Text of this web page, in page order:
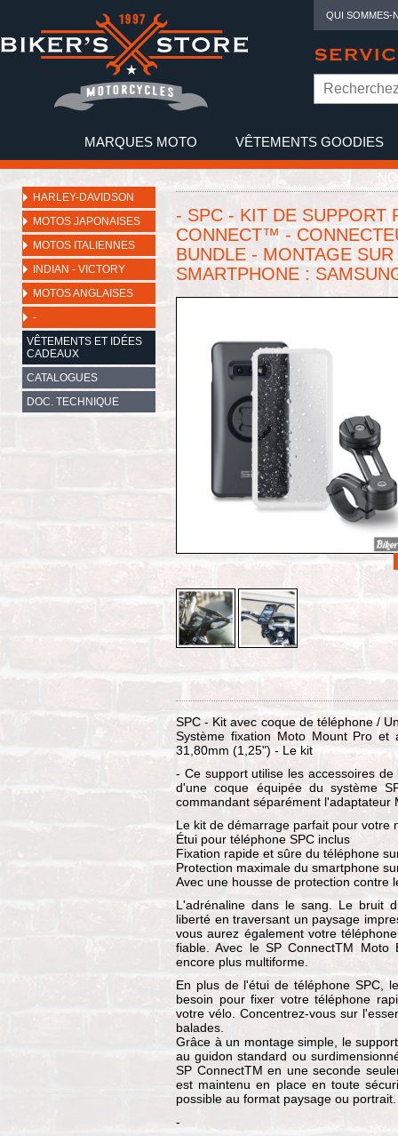
QUI SOMMES-
MARQUES MOTO VÊTEMENTS GOODIES
HARLEY-DAVIDSON
MOTOS JAPONAISES
MOTOS ITALIENNES
INDIAN - VICTORY
MOTOS ANGLAISES
-
VÊTEMENTS ET IDÉES
CADEAUX
CATALOGUES
DOC. TECHNIQUE
- SPC - KIT DE SUPPORT
CONNECT™ -
BUNDLE - MONTAGE
SMARTPHONE :
SPC - Kit avec coque de téléphone /
Système fixation Moto Mount Pro
31,80mm (1,25") - Le kit
- Ce support utilise les accessoires
d'une coque équipée du système
commandant séparément l'adaptateur
Le kit de démarrage parfait pour votre
Étui pour téléphone SPC inclus
Fixation rapide et sûre du téléphone
Protection maximale du smartphone
Avec une housse de protection contre
L'adrénaline dans le sang. Le bruit
liberté en traversant un paysage
vous aurez également votre
fiable. Avec le SP ConnectTM Moto
encore plus multiforme.
En plus de l'étui de téléphone SPC,
besoin pour fixer votre téléphone
votre vélo. Concentrez-vous sur
balades.
Grâce à un montage simple, le
au guidon standard ou
SP ConnectTM en une seconde
est maintenu en place en toute
possible au format paysage ou portrait.
-